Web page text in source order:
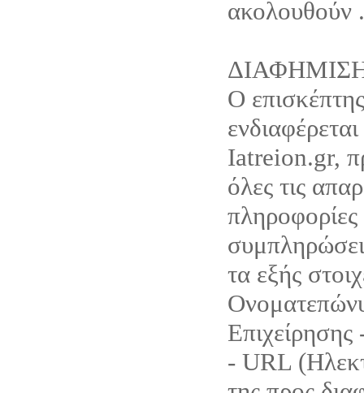
ακολουθούν .
Ο
Iatreion.gr,
όλες τις
τα εξής
- URL